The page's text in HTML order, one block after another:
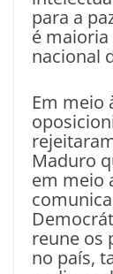
para a
é maioria
nacional
Em meio
Maduro
em meio
reune os
no país,